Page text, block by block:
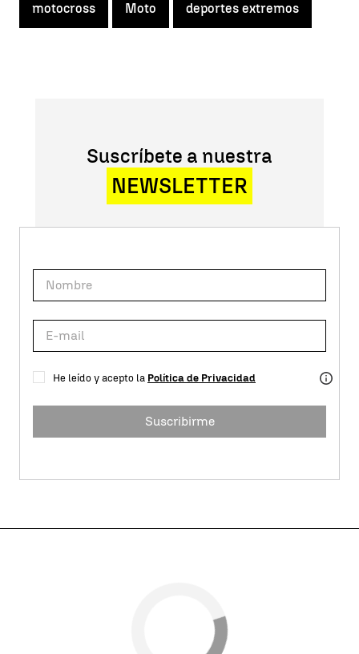
motocross Moto deportes extremos
Suscríbete a nuestra
NEWSLETTER
He leído y acepto la Política de Privacidad
Suscribirme